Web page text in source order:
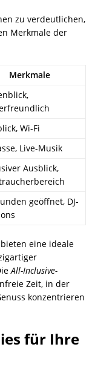
zu verdeutlichen,
Merkmale der
Merkmale
Wi-Fi
Live-Musik
Ausblick,
geöffnet, DJ-
eine ideale
All-Inclusive-
Zeit, in der
konzentrieren
für Ihre